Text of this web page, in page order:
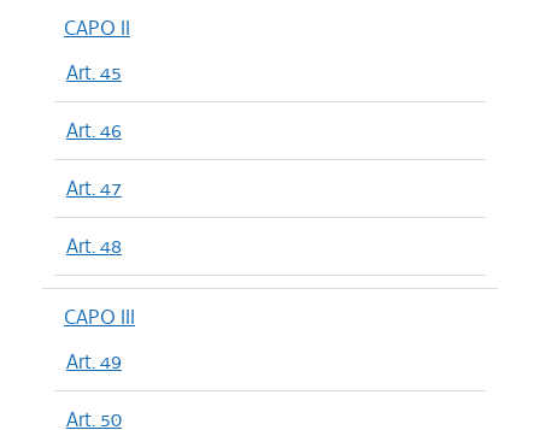
CAPO II
Art. 45
Art. 46
Art. 47
Art. 48
CAPO III
Art. 49
Art. 50